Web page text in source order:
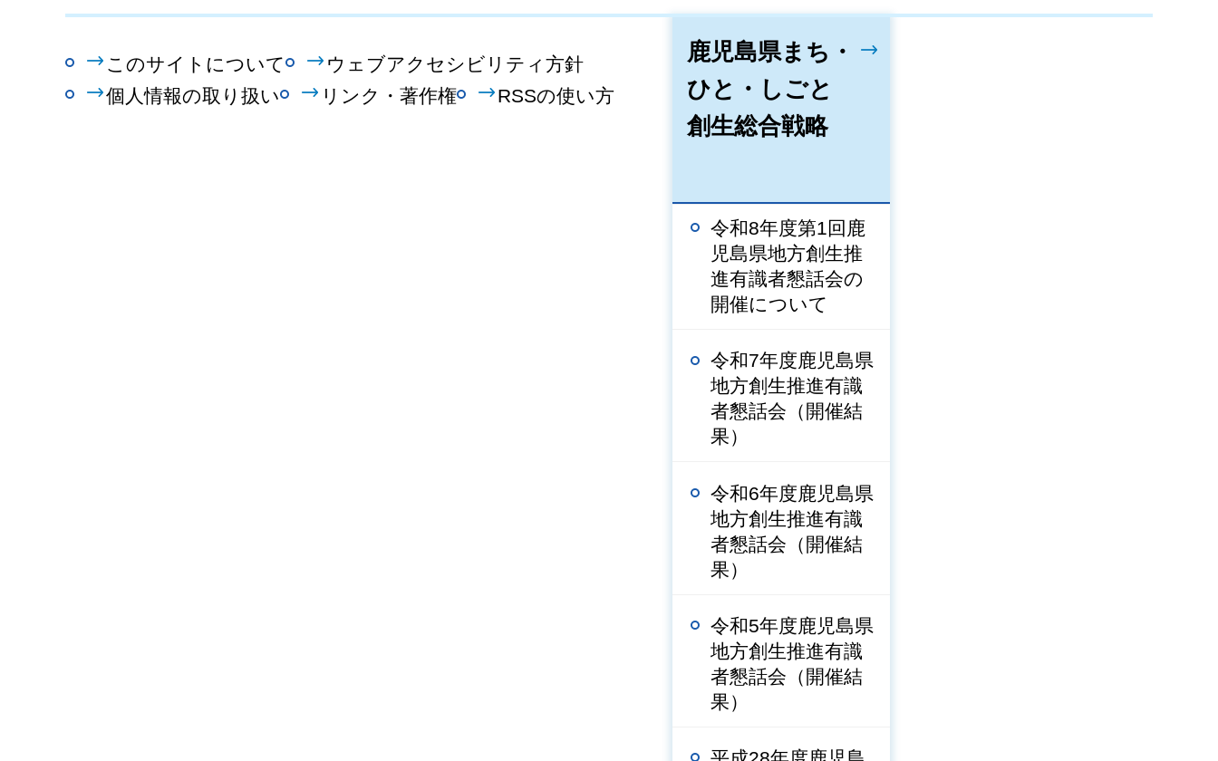
鹿児島県まち・
ひと・しごと
創生総合戦略
令和8年度第1回鹿
児島県地方創生推
進有識者懇話会の
開催について
令和7年度鹿児島県
地方創生推進有識
者懇話会（開催結
果）
令和6年度鹿児島県
地方創生推進有識
者懇話会（開催結
果）
令和5年度鹿児島県
地方創生推進有識
者懇話会（開催結
果）
このサイトについて
ウェブアクセシビリティ方針
個人情報の取り扱い
リンク・著作権 RSSの使い方